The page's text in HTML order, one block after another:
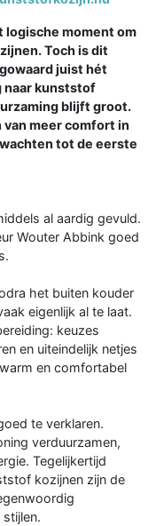
logische moment om
Toch is dit
juist hét
naar kunststof
blijft groot.
meer comfort in
tot de eerste
al aardig gevuld.
Wouter Abbink goed
het buiten kouder
eigenlijk al te laat.
keuzes
en uiteindelijk netjes
en comfortabel
te verklaren.
verduurzamen,
Tegelijkertijd
kozijnen zijn de